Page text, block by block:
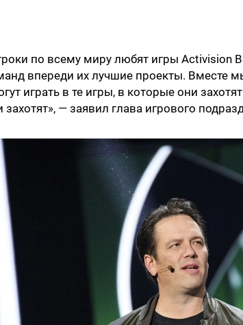
по всему миру любят игры Activision
впереди их лучшие проекты. Вместе
играть в те игры, в которые они
захотят», — заявил глава игрового